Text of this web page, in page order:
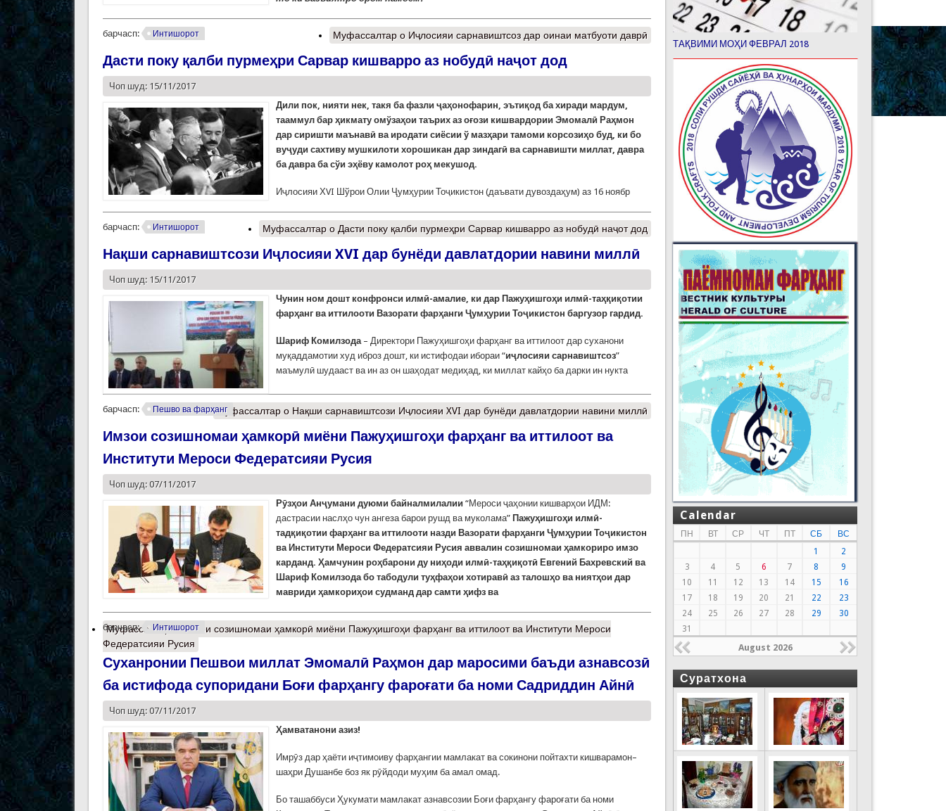
барчасп: Интишорот Муфассалтар о Иҷлосияи сарнавиштсоз дар оинаи матбуоти даврӣ
Дасти поку қалби пурмеҳри Сарвар кишварро аз нобудӣ наҷот дод
Чоп шуд: 15/11/2017
Дили пок, нияти нек, такя ба фазли ҷаҳонофарин, эътиқод ба хиради мардум,
тааммул бар ҳикмату омўзаҳои таърих аз оғози кишвардории Эмомалӣ Раҳмон
дар сиришти маънавӣ ва иродати сиё­сии ў мазҳари тамоми корсозиҳо буд, ки бо
вуҷуди сахтиву мушкилоти хорошикан дар зиндагӣ ва сарна­вишти миллат, давра
ба давра ба сўи эҳёву камолот роҳ мекушод.
Иҷлосияи ХVI Шўрои Олии Ҷумҳурии Тоҷикистон (даъвати ду­воз­даҳум) аз 16 ноябр
барчасп: Интишорот Муфассалтар о Дасти поку қалби пурмеҳри Сарвар кишварро аз нобудӣ наҷот дод
Нақши сарнавиштсози Иҷлосияи XVI дар бунёди давлатдории навини миллӣ
Чоп шуд: 15/11/2017
Чунин ном дошт конфронси илмӣ-амалие, ки дар Пажуҳишгоҳи илмӣ-таҳқиқотии
фарҳанг ва иттилооти Вазорати фарҳанги Ҷумҳурии Тоҷикистон баргузор гардид.
Шариф Комилзода– Директори Пажуҳишгоҳи фарҳанг ва иттилоот дар суханони
муқаддамотии худ иброз дошт, ки истифодаи ибораи “иҷлосияи сарнавиштсоз”
маъмулӣ шудааст ва ин аз он шаҳодат медиҳад, ки миллат кайҳо ба дарки ин нукта
барчасп: Пешво ва фарҳангМуфассалтар о Нақши сарнавиштсози Иҷлосияи XVI дар бунёди давлатдории навини миллӣ
Имзои созишномаи ҳамкорӣ миёни Пажуҳишгоҳи фарҳанг ва иттилоот ва
Институти Мероси Федератсияи Русия
Чоп шуд: 07/11/2017
Рӯзҳои Анҷумани дуюми байналмилалии “Мероси ҷаҳонии кишварҳои ИДМ:
дастрасии наслҳо чун ангеза барои рушд ва муколама” Пажуҳишгоҳи илмӣ-
тадқиқотии фарҳанг ва иттилооти назди Вазорати фарҳанги Ҷумҳурии Тоҷикистон
ва Институти Мероси Федератсияи Русия аввалин созишномаи ҳамкориро имзо
карданд. Ҳамчунин роҳбарони ду ниҳоди илмӣ-таҳқиқотӣ Евгений Бахревский ва
Шариф Комилзода бо табодули туҳфаҳои хотиравӣ аз талошҳо ва ниятҳои дар
мавриди ҳамкориҳои судманд дар самти ҳифз ва
барчасп: Интишорот
Муфассалтаро Имзои созишномаи ҳамкорӣ миёни Пажуҳишгоҳи фарҳанг ва иттилоот ва Институти Мероси
Федератсияи Русия
Суханронии Пешвои миллат Эмомалӣ Раҳмон дар маросими баъди азнавсозӣ
ба истифода супоридани Боғи фарҳангу фароғати ба номи Садриддин Айнӣ
Чоп шуд: 07/11/2017
Ҳамватанони азиз!
Имрӯз дар ҳаёти иҷтимоиву фарҳангии мамлакат ва сокинони пойтахти кишварамон–
шаҳри Душанбе боз як рӯйдоди муҳим ба амал омад.
Бо ташаббуси Ҳукумати мамлакат азнавсозии Боғи фарҳангу фароғати ба номи
ТАҚВИМИ МОҲИ ФЕВРАЛ 2018
Calendar
ПН ВТ СР ЧТ ПТ СБ
ВС
1
2
3
4 5 6 7 8
9
10
11 12 13 14 15
16
17
18 19 20 21 22
23
24
25 26 27 28 29
30
31
August 2026
Суратхона